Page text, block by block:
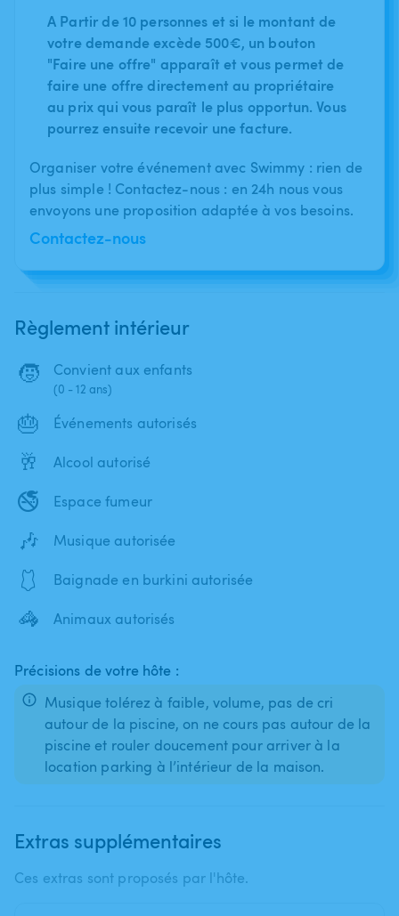
A Partir de 10 personnes et si le montant de
votre demande excède 500€, un bouton
"Faire une offre" apparaît et vous permet de
faire une offre directement au propriétaire
au prix qui vous paraît le plus opportun. Vous
pourrez ensuite recevoir une facture.
Organiser votre événement avec Swimmy : rien de
plus simple ! Contactez-nous : en 24h nous vous
envoyons une proposition adaptée à vos besoins.
Contactez-nous
Règlement intérieur
🧒 Convient aux enfants
(0 - 12 ans)
🎂 Événements autorisés
🥂 Alcool autorisé
🚭 Espace fumeur
🎶 Musique autorisée
🩱 Baignade en burkini autorisée
🦓 Animaux autorisés
Précisions de votre hôte :
Musique tolérez à faible, volume, pas de cri
autour de la piscine, on ne cours pas autour de la
piscine et rouler doucement pour arriver à la
location parking à l’intérieur de la maison.
Extras supplémentaires
Ces extras sont proposés par l'hôte.